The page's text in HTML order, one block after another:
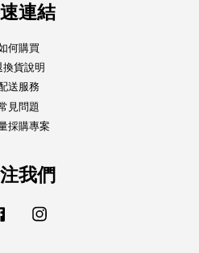
連結
何購買
換貨說明
送服務
見問題
採購專案
我們
Facebook